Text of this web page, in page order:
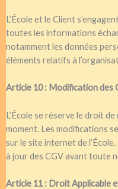
L’École et le Client
toutes les informations
notamment les données
éléments relatifs à
Article 10 : Modification des
L’École se réserve le droit
moment. Les modifications
sur le site internet de
à jour des CGV avant toute
Article 11 : Droit Applicable